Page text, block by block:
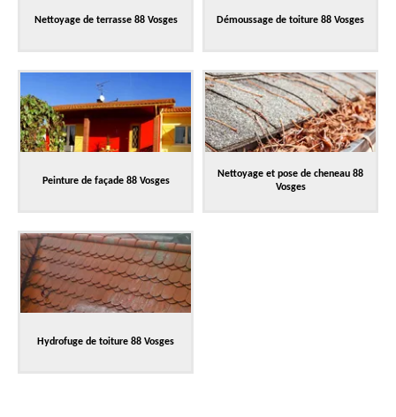
Nettoyage de terrasse 88 Vosges Démoussage de toiture 88 Vosges
Peinture de façade 88 Vosges
Nettoyage et pose de cheneau 88
Vosges
Hydrofuge de toiture 88 Vosges